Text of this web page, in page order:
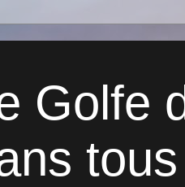
Golfe